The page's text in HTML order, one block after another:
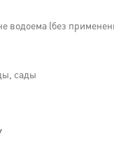
водоема (без
сады